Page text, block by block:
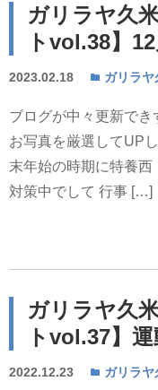
ガリラヤ久
トvol.38】
2023.02.18 ガリラヤ
ブログが中々更新で
お写真を厳選してUP
末年始の時期に特養
対策中でして 行事 […]
ガリラヤ久
トvol.37】
2022.12.23 ガリラヤ